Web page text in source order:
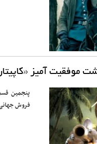
موفقیت آمیز
پنجمین
فروش جهانی بیش از ۳۰۰